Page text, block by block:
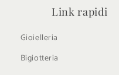
Link rapidi
Gioielleria
Bigiotteria